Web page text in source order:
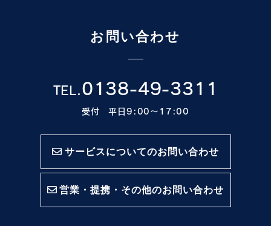
お問い合わせ
TEL.0138-49-3311
受付 平日9:00〜17:00
サービスについてのお問い合わせ
営業・提携・その他のお問い合わせ